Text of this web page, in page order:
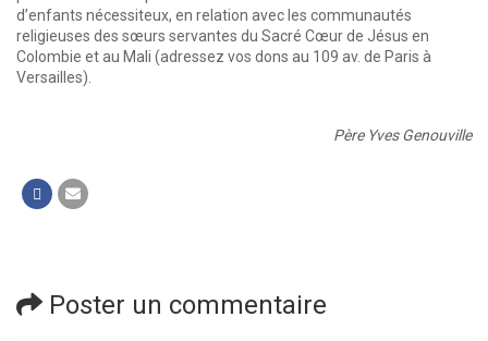
d’enfants nécessiteux, en relation avec les communautés
religieuses des sœurs servantes du Sacré Cœur de Jésus en
Colombie et au Mali (adressez vos dons au 109 av. de Paris à
Versailles).
Père Yves Genouville
Poster un commentaire